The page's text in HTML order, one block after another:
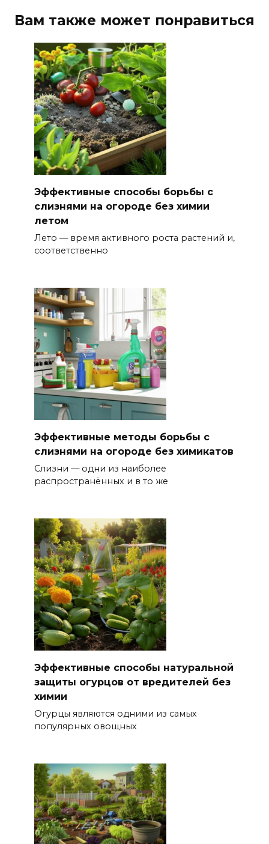
Вам также может понравиться
Эффективные способы борьбы с
слизнями на огороде без химии
летом
Лето — время активного роста растений и,
соответственно
Эффективные методы борьбы с
слизнями на огороде без химикатов
Слизни — одни из наиболее
распространённых и в то же
Эффективные способы натуральной
защиты огурцов от вредителей без
химии
Огурцы являются одними из самых
популярных овощных